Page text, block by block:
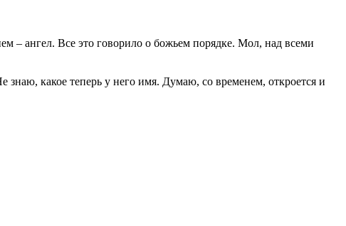
– ангел. Все это говорило о божьем порядке. Мол, над всеми
знаю, какое теперь у него имя. Думаю, со временем, откроется и